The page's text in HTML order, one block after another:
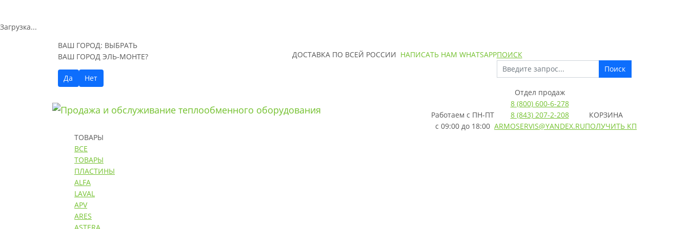
Загрузка...
ВАШ ГОРОД: ВЫБРАТЬ
ВАШ ГОРОД ЭЛЬ-МОНТЕ?
Да Нет
ДОСТАВКА ПО ВСЕЙ РОССИИ НАПИСАТЬ НАМ WHATSAPPПОИСК
Поиск
Работаем с ПН-ПТ
с 09:00 до 18:00
Отдел продаж
8 (800) 600-6-278
8 (843) 207-2-208
ARMOSERVIS@YANDEX.RU
КОРЗИНА
ПОЛУЧИТЬ КП
ТОВАРЫ
ВСЕ
ТОВАРЫ
ПЛАСТИНЫ
ALFA
LAVAL
APV
ARES
ASTERA